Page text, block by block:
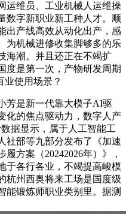
运维员、工业机械人运维操
数字新职业新工种人才。顺
出产线高效从动化出产，感
为机械进修收集脚够多的乐
海潮。并且还正在不竭扩
度是第一次，产物研发周期
业使用场景？
是新一代靠大模子AI驱
化的焦点驱动力，数字人产
据显示，属于人工智能工
社部等九部分发布了《加速
方案（20242026年）》，
于各行各业，不竭提高峻模
杭州西奥将来工场是国度级
能锻炼师职业类别里。据测